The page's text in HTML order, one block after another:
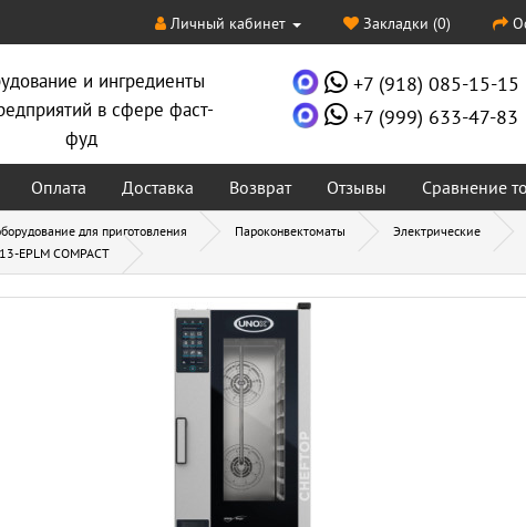
Личный кабинет Закладки (0)
и ингредиенты
в сфере фаст-
фуд
+7 (918) 085-15-15
+7 (999) 633-47-83
Оплата Доставка Возврат Отзывы Сравнение
для приготовления Пароконвектоматы
Электрические
EPLM COMPACT